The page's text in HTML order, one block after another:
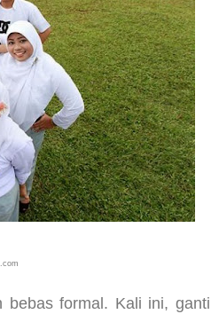
bebas formal. Kali ini, ganti